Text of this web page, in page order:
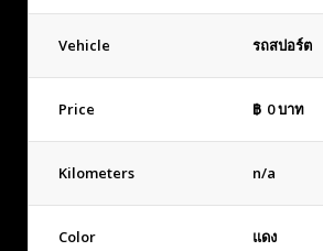
Vehicle รถสปอร์ต
Price ฿ 0บาท
Kilometers n/a
Color แดง